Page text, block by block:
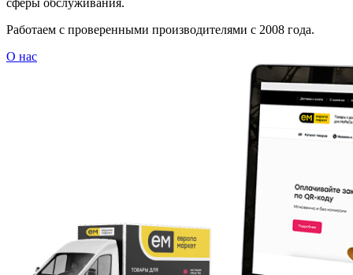
сферы обслуживания.
Работаем с проверенными производителями с 2008 года.
О нас